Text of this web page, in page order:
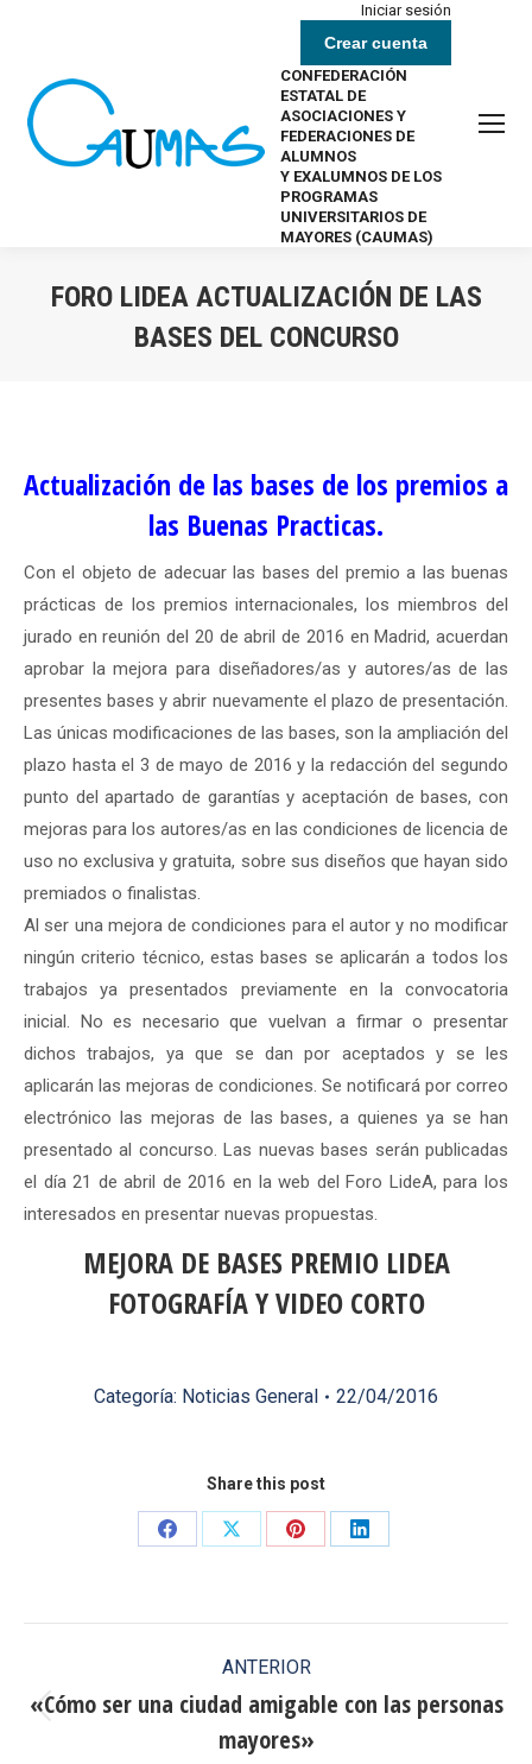
Iniciar sesión
Crear cuenta
CONFEDERACIÓN
ESTATAL DE
ASOCIACIONES Y
FEDERACIONES DE
ALUMNOS
Y EXALUMNOS DE LOS
PROGRAMAS
UNIVERSITARIOS DE
MAYORES (CAUMAS)
FORO LIDEA ACTUALIZACIÓN DE LAS
BASES DEL CONCURSO
Actualización de las bases de los premios a
las Buenas Practicas.
Con el objeto de adecuar las bases del premio a las buenas
prácticas de los premios internacionales, los miembros del
jurado en reunión del 20 de abril de 2016 en Madrid, acuerdan
aprobar la mejora para diseñadores/as y autores/as de las
presentes bases y abrir nuevamente el plazo de presentación.
Las únicas modificaciones de las bases, son la ampliación del
plazo hasta el 3 de mayo de 2016 y la redacción del segundo
punto del apartado de garantías y aceptación de bases, con
mejoras para los autores/as en las condiciones de licencia de
uso no exclusiva y gratuita, sobre sus diseños que hayan sido
premiados o finalistas.
Al ser una mejora de condiciones para el autor y no modificar
ningún criterio técnico, estas bases se aplicarán a todos los
trabajos ya presentados previamente en la convocatoria
inicial. No es necesario que vuelvan a firmar o presentar
dichos trabajos, ya que se dan por aceptados y se les
aplicarán las mejoras de condiciones. Se notificará por correo
electrónico las mejoras de las bases, a quienes ya se han
presentado al concurso. Las nuevas bases serán publicadas
el día 21 de abril de 2016 en la web del Foro LideA, para los
interesados en presentar nuevas propuestas.
MEJORA DE BASES PREMIO LIDEA
FOTOGRAFÍA Y VIDEO CORTO
Categoría: Noticias General 22/04/2016
Share this post
Share
Share
Share
Share
entre
publicaciones
ANTERIOR
Publicación
anterior:
«Cómo ser una ciudad amigable con las personas
mayores»